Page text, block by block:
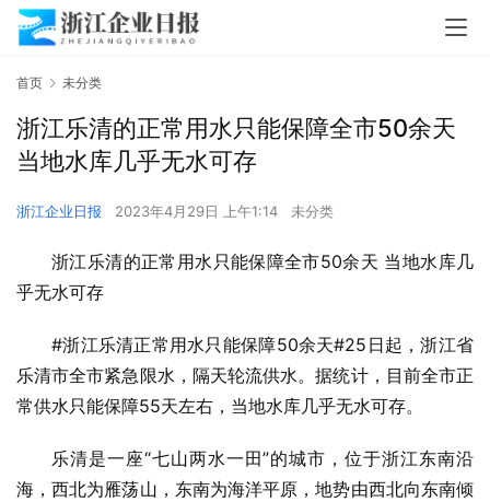
首页 未分类
浙江乐清的正常用水只能保障全市50余天
当地水库几乎无水可存
浙江企业日报 2023年4月29日 上午1:14 未分类
浙江乐清的正常用水只能保障全市50余天 当地水库几
乎无水可存
#浙江乐清正常用水只能保障50余天#25日起，浙江省
乐清市全市紧急限水，隔天轮流供水。据统计，目前全市正
常供水只能保障55天左右，当地水库几乎无水可存。
乐清是一座“七山两水一田”的城市，位于浙江东南沿
海，西北为雁荡山，东南为海洋平原，地势由西北向东南倾